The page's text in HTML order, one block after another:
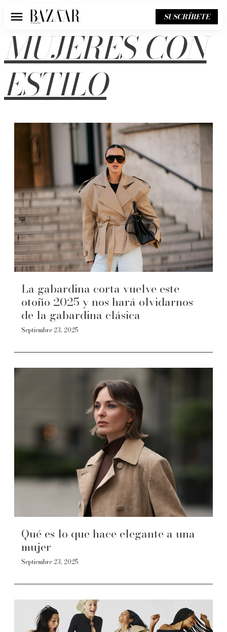
Menú SUSCRÍBETE
MUJERES CON
ESTILO
La gabardina corta vuelve este
otoño 2025 y nos hará olvidarnos
de la gabardina clásica
Septiembre 23, 2025
Qué es lo que hace elegante a una
mujer
Septiembre 23, 2025